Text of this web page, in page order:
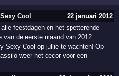
Cool
22 januari 2012
feestdagen en het spetterende
van de eerste maand van 2012
Sexy Cool op jullie te wachten! Op
weer het decor voor een